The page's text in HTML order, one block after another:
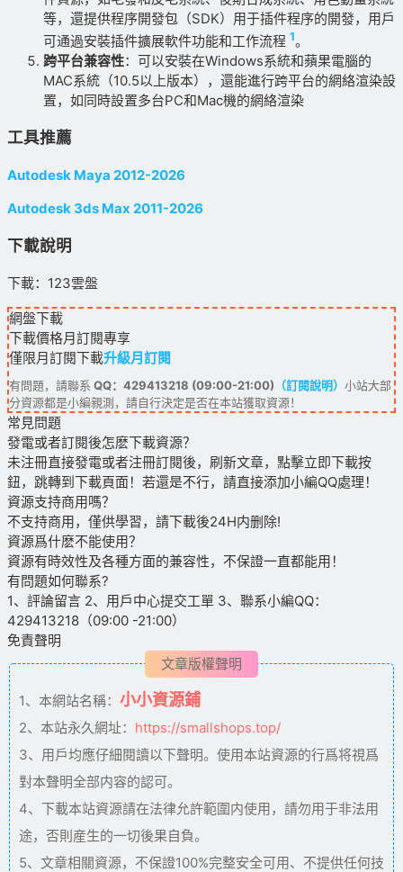
等，還提供程序開發包（SDK）用于插件程序的開發，用戶
可通過安裝插件擴展軟件功能和工作流程 1。
跨平台兼容性：可以安裝在Windows系統和蘋果電腦的
MAC系統（10.5以上版本），還能進行跨平台的網絡渲染設
置，如同時設置多台PC和Mac機的網絡渲染
工具推薦
Autodesk Maya 2012-2026
Autodesk 3ds Max 2011-2026
下載說明
下載：123雲盤
網盤下載
下載價格月訂閱專享
僅限月訂閱下載升級月訂閱
有問題，請聯系 QQ：429413218 (09:00-21:00) （訂閱說明） 小站大部
分資源都是小編親測，請自行決定是否在本站獲取資源！
常見問題
發電或者訂閱後怎麽下載資源？
未注冊直接發電或者注冊訂閱後，刷新文章，點擊立即下載按
鈕，跳轉到下載頁面！若還是不行，請直接添加小編QQ處理！
資源支持商用嗎？
不支持商用，僅供學習，請下載後24H内删除!
資源爲什麽不能使用？
資源有時效性及各種方面的兼容性，不保證一直都能用！
有問題如何聯系?
1、評論留言 2、用戶中心提交工單 3、聯系小編QQ：
429413218（09:00 -21:00）
免責聲明
文章版權聲明
1、本網站名稱： 小小資源鋪
2、本站永久網址： https://smallshops.top/
3、用戶均應仔細閱讀以下聲明。使用本站資源的行爲将視爲
對本聲明全部内容的認可。
4、下載本站資源請在法律允許範圍内使用，請勿用于非法用
途，否則産生的一切後果自負。
5、文章相關資源，不保證100%完整安全可用、不提供任何技